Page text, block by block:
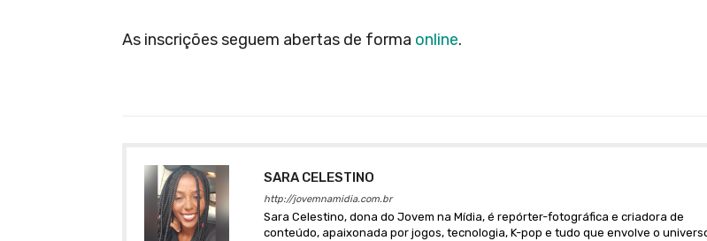
As inscrições seguem abertas de forma online.
SARA CELESTINO
http://jovemnamidia.com.br
Sara Celestino, dona do Jovem na Mídia, é repórter-fotográfica e criadora de
conteúdo, apaixonada por jogos, tecnologia, K-pop e tudo que envolve o